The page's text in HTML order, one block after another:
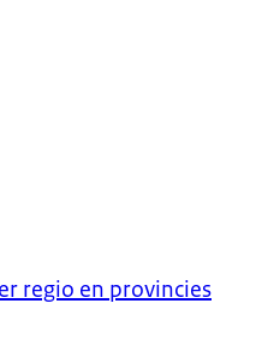
regio en provincies